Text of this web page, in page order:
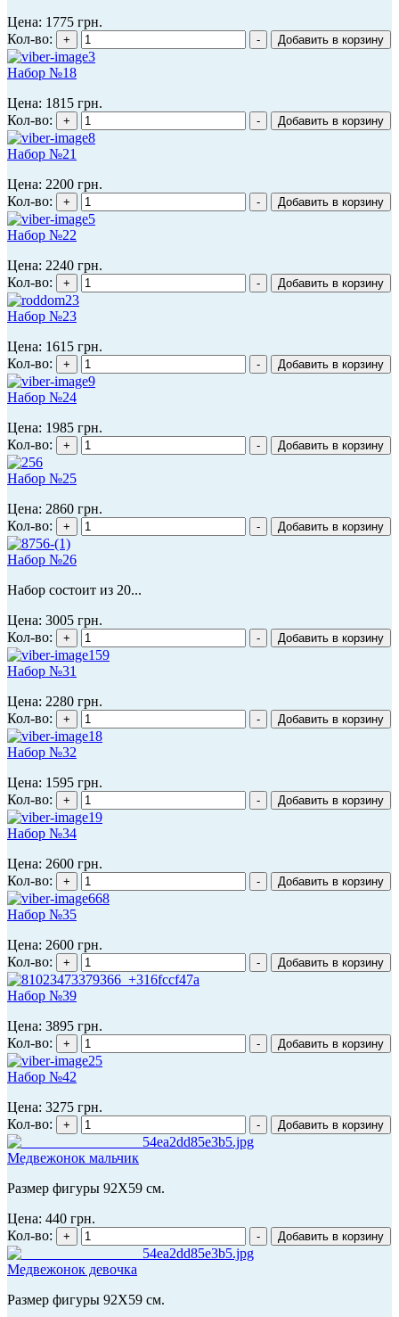
Цена: 1775 грн.
Кол-во:
Набор №18
Цена: 1815 грн.
Кол-во:
Набор №21
Цена: 2200 грн.
Кол-во:
Набор №22
Цена: 2240 грн.
Кол-во:
Набор №23
Цена: 1615 грн.
Кол-во:
Набор №24
Цена: 1985 грн.
Кол-во:
Набор №25
Цена: 2860 грн.
Кол-во:
Набор №26
Набор состоит из 20...
Цена: 3005 грн.
Кол-во:
Набор №31
Цена: 2280 грн.
Кол-во:
Набор №32
Цена: 1595 грн.
Кол-во:
Набор №34
Цена: 2600 грн.
Кол-во:
Набор №35
Цена: 2600 грн.
Кол-во:
Набор №39
Цена: 3895 грн.
Кол-во:
Набор №42
Цена: 3275 грн.
Кол-во:
Медвежонок мальчик
Размер фигуры 92X59 см.
Цена: 440 грн.
Кол-во:
Медвежонок девочка
Размер фигуры 92X59 см.